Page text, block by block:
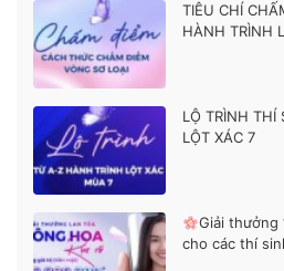
TIÊU CHÍ
HÀNH TRÌNH
LỘ TRÌNH THÍ
LỘT XÁC 7
Giải thưởng
cho các thí